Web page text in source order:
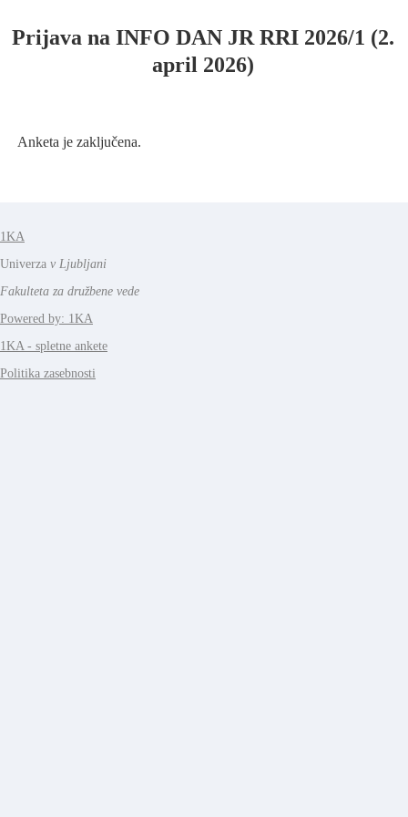
Prijava na INFO DAN JR RRI 2026/1 (2.
april 2026)
Anketa je zaključena.
1KA
Univerza v Ljubljani
Fakulteta za družbene vede
Powered by: 1KA
1KA - spletne ankete
Politika zasebnosti